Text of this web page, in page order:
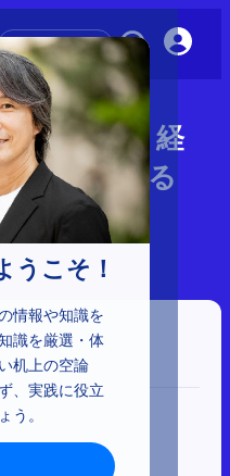
うこそ！
情報や知識を
識を厳選・体
机上の空論
、実践に役立
う。
初めての方へ
くなると、経
ら遠ざかる